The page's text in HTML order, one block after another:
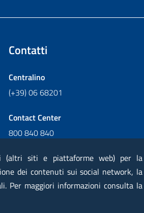
Contatti
Centralino
(+39) 06 68201
Contact Center
800 840 840
(altri siti e piattaforme web) per la
dei contenuti sui social network, la
Per maggiori informazioni consulta la